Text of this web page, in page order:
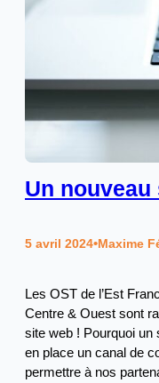
Un nouveau
5 avril 2024•Maxime
Les OST de l’Est
Centre & Ouest sont
site web ! Pourquoi un
en place un canal de
permettre à nos